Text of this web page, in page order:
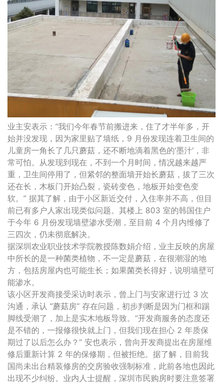
业主安表示：“我们今年春节前搬进来，住了才半年多，开
始并没发现，因为家里贴了墙纸，9 月份发现连着卫生间的
儿童房一角长了几只蘑菇，还不断地滴着黑色的‘墨汁’，非
常可怕。从发现到现在，不到一个月时间，情况越来越严
重，卫生间停用了，但紧邻的整面墙开始长蘑菇，拔了三次
还在长，木板门开始凸裂，瓷砖变色，地板开始变色变
软。” 据其了解，由于小区新近交付，入住率并不高，但目
前已有多户人家出现类似问题。其楼上 803 室的韩国住户
于今年 6 月份发现墙壁渗水受潮，至目前 4 个月内维修了
三四次，仍未彻底解决。
据深圳农业职业技术学院教授陈数娟介绍，业主反映的房屋
中所长的是一种菌类植物，不一定是蘑菇，在很潮湿的地
方，包括房屋内也可能生长；如果菌类长得好，说明墙壁可
能渗水。
该小区开发商接受采访时表示，曾上门与安家进行过 3 次
沟通，承认 “蘑菇房” 存在问题，初步判断是因为门框和踢
脚线受潮了，加上是实木地板导致。“开发商服务的态度还
是不错的，一报修很快就上门，但我们现在担心 2 年质保
期过了以后怎么办？” 安也表示，曾向开发商提出在房屋维
修后重新计算 2 年的保修期，但被拒绝。据了解，目前我
国尚未出台精装修房的交房验收强制标准，此前各地也因此
出现不少纠纷。业内人士提醒，深圳市民购房时要注意签署